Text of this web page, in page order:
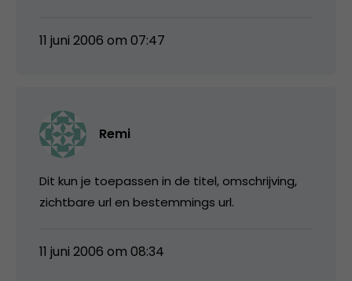
11 juni 2006 om 07:47
Remi
Dit kun je toepassen in de titel, omschrijving,
zichtbare url en bestemmings url.
11 juni 2006 om 08:34